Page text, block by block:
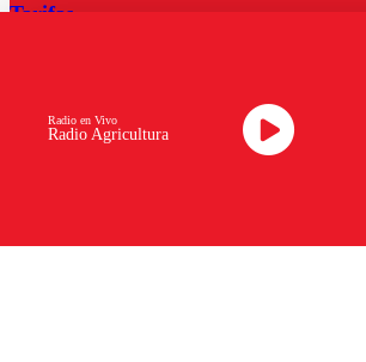
Radio Agricultura
Radio en Vivo
Tarifas
Descarga la APP